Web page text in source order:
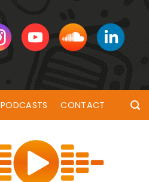
PODCASTS CONTACT